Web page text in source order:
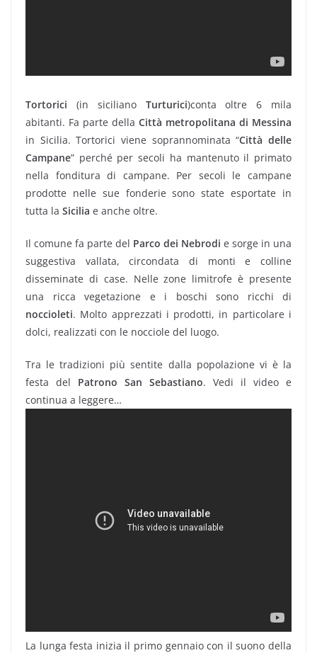
Tortorici (in siciliano Turturici)conta oltre 6 mila
abitanti. Fa parte della Città metropolitana di Messina
in Sicilia. Tortorici viene soprannominata “Città delle
Campane” perché per secoli ha mantenuto il primato
nella fonditura di campane. Per secoli le campane
prodotte nelle sue fonderie sono state esportate in
tutta la Sicilia e anche oltre.
Il comune fa parte del Parco dei Nebrodi e sorge in una
suggestiva vallata, circondata di monti e colline
disseminate di case. Nelle zone limitrofe è presente
una ricca vegetazione e i boschi sono ricchi di
noccioleti. Molto apprezzati i prodotti, in particolare i
dolci, realizzati con le nocciole del luogo.
Tra le tradizioni più sentite dalla popolazione vi è la
festa del Patrono San Sebastiano. Vedi il video e
continua a leggere…
La lunga festa inizia il primo gennaio con il suono della